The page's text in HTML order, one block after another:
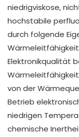
niedrigviskose,
hochstabile
durch folgende
Elektronikqualität
von der
Betrieb
niedrigen
chemische